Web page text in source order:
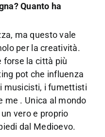
Quanto ha
ma questo vale
per la creatività.
forse la città più
pot che influenza
musicisti, i fumettisti
me . Unica al mondo
vero e proprio
dal Medioevo.